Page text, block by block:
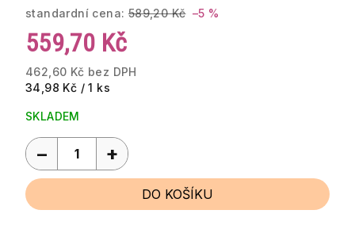
standardní cena: 589,20 Kč –5 %
559,70 Kč
462,60 Kč bez DPH
Měrná
34,98 Kč / 1 ks
SKLADEM
+
−
DO KOŠÍKU